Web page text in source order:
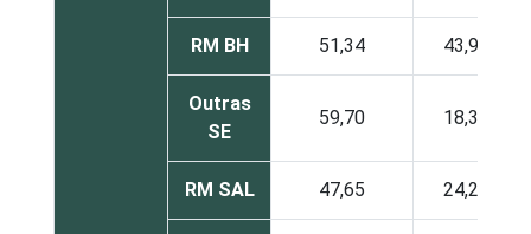
RM BH 51,34 43,95
Outras
SE
59,70 18,35
RM SAL 47,65 24,23